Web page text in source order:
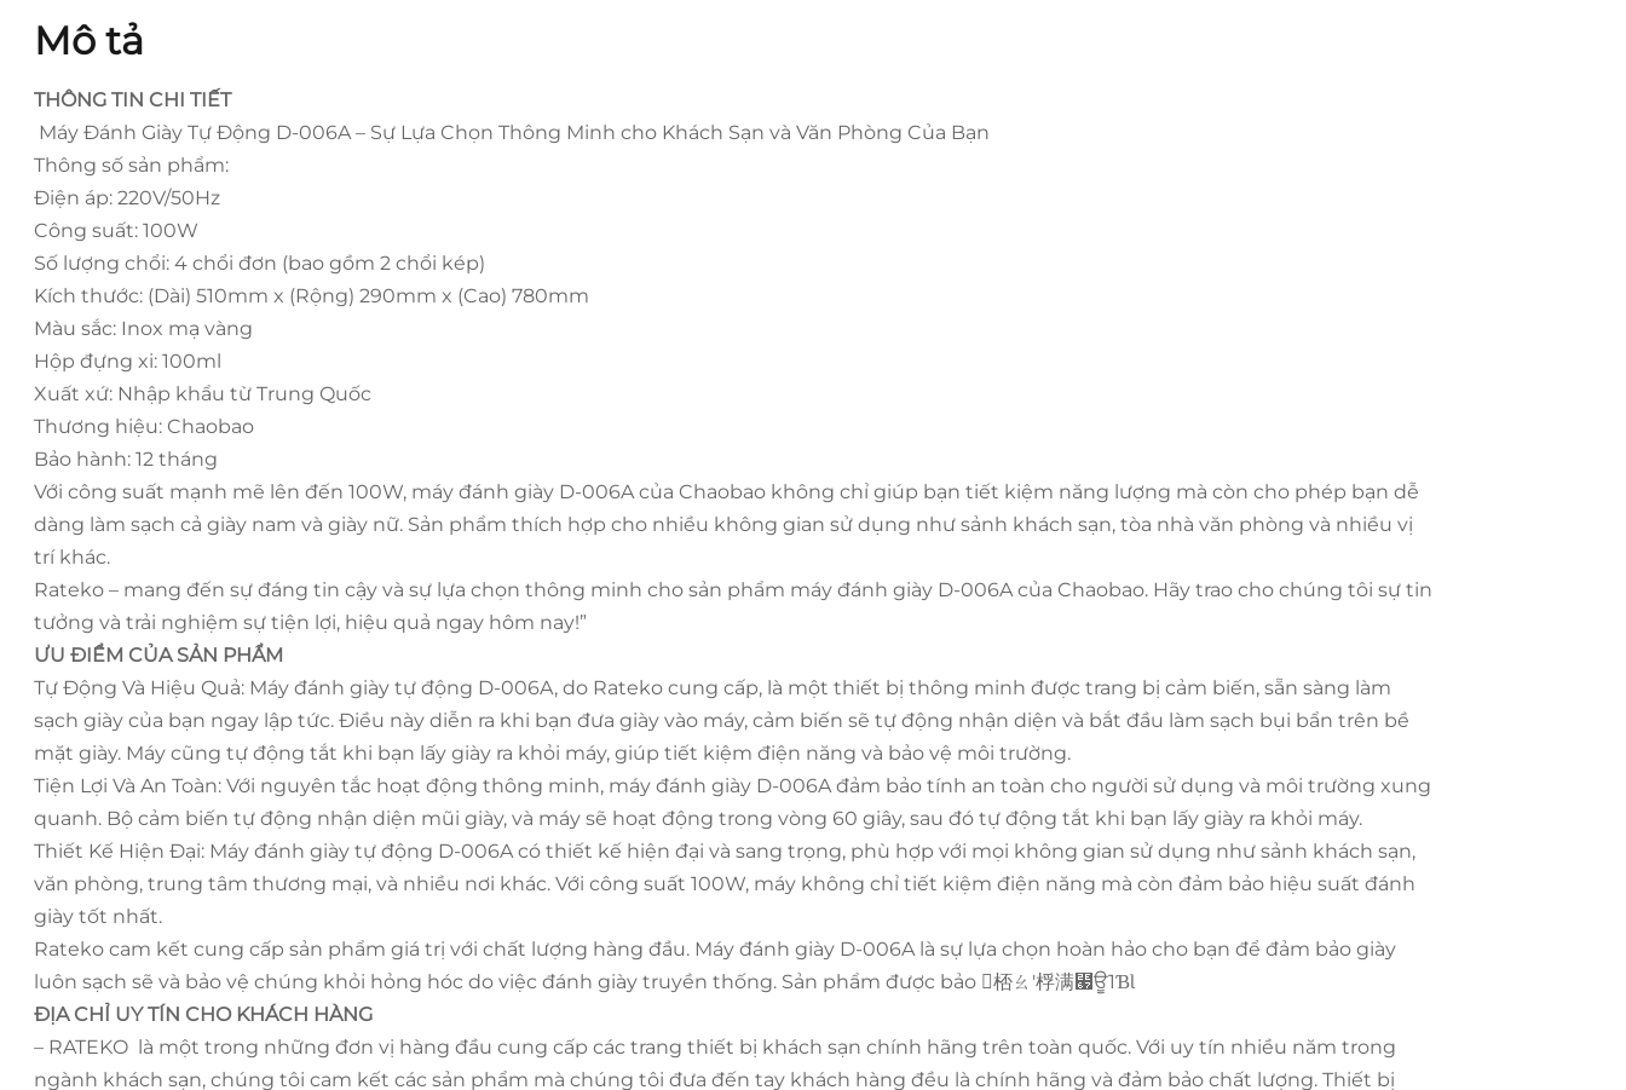
Mô tả
THÔNG TIN CHI TIẾT
Máy Đánh Giày Tự Động D-006A – Sự Lựa Chọn Thông Minh cho Khách Sạn và Văn Phòng Của Bạn
Thông số sản phẩm:
Điện áp: 220V/50Hz
Công suất: 100W
Số lượng chổi: 4 chổi đơn (bao gồm 2 chổi kép)
Kích thước: (Dài) 510mm x (Rộng) 290mm x (Cao) 780mm
Màu sắc: Inox mạ vàng
Hộp đựng xi: 100ml
Xuất xứ: Nhập khẩu từ Trung Quốc
Thương hiệu: Chaobao
Bảo hành: 12 tháng
Với công suất mạnh mẽ lên đến 100W, máy đánh giày D-006A của Chaobao không chỉ giúp bạn tiết kiệm năng lượng mà còn cho phép bạn dễ
dàng làm sạch cả giày nam và giày nữ. Sản phẩm thích hợp cho nhiều không gian sử dụng như sảnh khách sạn, tòa nhà văn phòng và nhiều vị
trí khác.
Rateko – mang đến sự đáng tin cậy và sự lựa chọn thông minh cho sản phẩm máy đánh giày D-006A của Chaobao. Hãy trao cho chúng tôi sự tin
tưởng và trải nghiệm sự tiện lợi, hiệu quả ngay hôm nay!”
ƯU ĐIỂM CỦA SẢN PHẨM
Tự Động Và Hiệu Quả: Máy đánh giày tự động D-006A, do Rateko cung cấp, là một thiết bị thông minh được trang bị cảm biến, sẵn sàng làm
sạch giày của bạn ngay lập tức. Điều này diễn ra khi bạn đưa giày vào máy, cảm biến sẽ tự động nhận diện và bắt đầu làm sạch bụi bẩn trên bề
mặt giày. Máy cũng tự động tắt khi bạn lấy giày ra khỏi máy, giúp tiết kiệm điện năng và bảo vệ môi trường.
Tiện Lợi Và An Toàn: Với nguyên tắc hoạt động thông minh, máy đánh giày D-006A đảm bảo tính an toàn cho người sử dụng và môi trường xung
quanh. Bộ cảm biến tự động nhận diện mũi giày, và máy sẽ hoạt động trong vòng 60 giây, sau đó tự động tắt khi bạn lấy giày ra khỏi máy.
Thiết Kế Hiện Đại: Máy đánh giày tự động D-006A có thiết kế hiện đại và sang trọng, phù hợp với mọi không gian sử dụng như sảnh khách sạn,
văn phòng, trung tâm thương mại, và nhiều nơi khác. Với công suất 100W, máy không chỉ tiết kiệm điện năng mà còn đảm bảo hiệu suất đánh
giày tốt nhất.
Rateko cam kết cung cấp sản phẩm giá trị với chất lượng hàng đầu. Máy đánh giày D-006A là sự lựa chọn hoàn hảo cho bạn để đảm bảo giày
luôn sạch sẽ và bảo vệ chúng khỏi hỏng hóc do việc đánh giày truyền thống. Sản phẩm được bảo 桮ㄠ ′桴满⹧ਊ1ƁƖ
ĐỊA CHỈ UY TÍN CHO KHÁCH HÀNG
– RATEKO là một trong những đơn vị hàng đầu cung cấp các trang thiết bị khách sạn chính hãng trên toàn quốc. Với uy tín nhiều năm trong
ngành khách sạn, chúng tôi cam kết các sản phẩm mà chúng tôi đưa đến tay khách hàng đều là chính hãng và đảm bảo chất lượng. Thiết bị